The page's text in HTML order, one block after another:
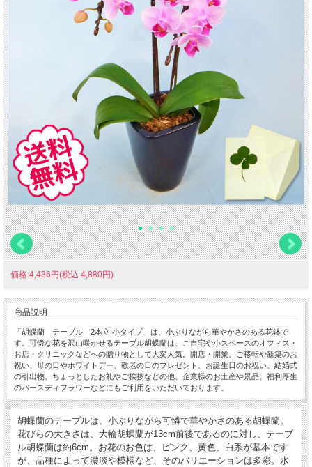
価格:4,436円(税込 4,880円)
商品説明
「胡蝶蘭 テーブル 2本立 小タイプ」は、小ぶりながら華やかさのある花鉢で
す。可憐な花を沢山咲かせるテーブル胡蝶蘭は、ご自宅や小スペースのオフィス・
お店・クリニックなどへの贈り物として大変人気。開店・開業、ご移転や新築のお
祝い、母の日やホワイトデー、敬老の日のプレゼント、お誕生日のお祝い、結婚式
の引出物、ちょっとしたお礼やご挨拶などの他、企業様のお土産や景品、福利厚生
のバースディフラワーなどにもご利用をいただいております。
胡蝶蘭のテーブルは、小ぶりながら可憐で華やかさのある胡蝶蘭。
花びらの大きさは、大輪胡蝶蘭が13cm前後であるのに対し、テーブ
ル胡蝶蘭は約6cm。お花のお色は、ピンク、黄色、白系が基本です
が、品種によって濃淡や模様など、そのバリエーションは多彩。水